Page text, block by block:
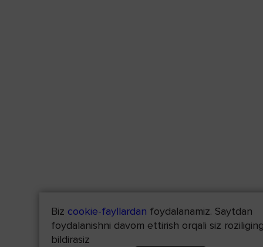
Biz cookie-fayllardan foydalanamiz. Saytdan
foydalanishni davom ettirish orqali siz
bildirasiz